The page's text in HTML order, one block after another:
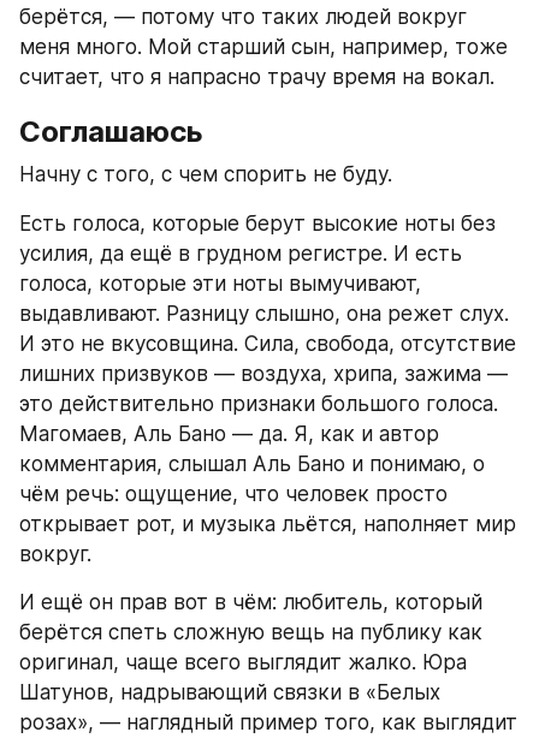
берётся, — потому что таких людей вокруг
меня много. Мой старший сын, например, тоже
считает, что я напрасно трачу время на вокал.
Соглашаюсь
Начну с того, с чем спорить не буду.
Есть голоса, которые берут высокие ноты без
усилия, да ещё в грудном регистре. И есть
голоса, которые эти ноты вымучивают,
выдавливают. Разницу слышно, она режет слух.
И это не вкусовщина. Сила, свобода, отсутствие
лишних призвуков — воздуха, хрипа, зажима —
это действительно признаки большого голоса.
Магомаев, Аль Бано — да. Я, как и автор
комментария, слышал Аль Бано и понимаю, о
чём речь: ощущение, что человек просто
открывает рот, и музыка льётся, наполняет мир
вокруг.
И ещё он прав вот в чём: любитель, который
берётся спеть сложную вещь на публику как
оригинал, чаще всего выглядит жалко. Юра
Шатунов, надрывающий связки в «Белых
розах», — наглядный пример того, как выглядит